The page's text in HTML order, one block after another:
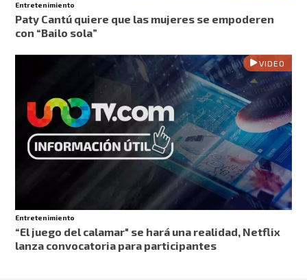
Entretenimiento
Paty Cantú quiere que las mujeres se empoderen
con “Bailo sola”
VIDEO
Entretenimiento
“El juego del calamar" se hará una realidad, Netflix
lanza convocatoria para participantes